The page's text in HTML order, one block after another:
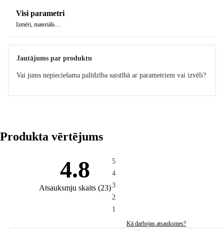
Visi parametri
Izmēri, materiāls…
Jautājums par produktu
Vai jums nepieciešama palīdzība saistībā ar parametriem vai izvēli?
Produkta vērtējums
4.8
Atsauksmju skaits (23)
5
4
3
2
1
Kā darbojas atsauksmes?